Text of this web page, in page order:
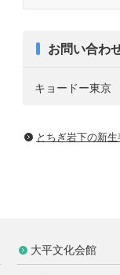
お問い合わ
キョードー東
とちぎ岩下の新
大平文化会館